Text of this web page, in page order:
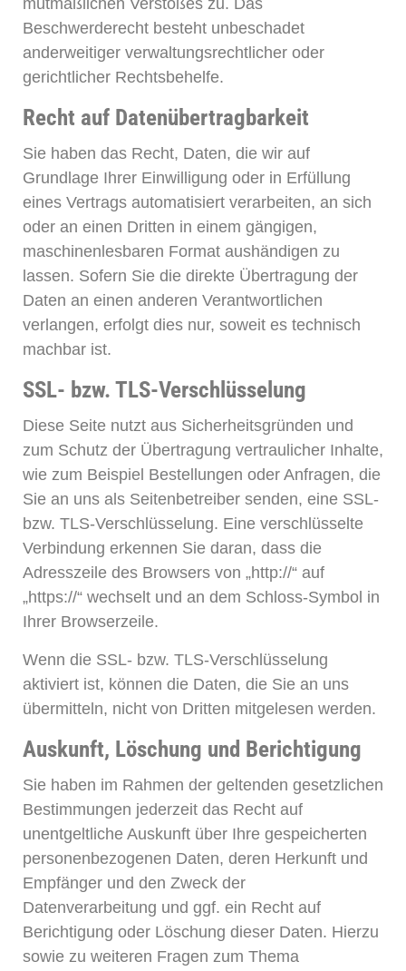
mutmaßlichen Verstoßes zu. Das
Beschwerderecht besteht unbeschadet
anderweitiger verwaltungsrechtlicher oder
gerichtlicher Rechtsbehelfe.
Recht auf Datenübertragbarkeit
Sie haben das Recht, Daten, die wir auf
Grundlage Ihrer Einwilligung oder in Erfüllung
eines Vertrags automatisiert verarbeiten, an sich
oder an einen Dritten in einem gängigen,
maschinenlesbaren Format aushändigen zu
lassen. Sofern Sie die direkte Übertragung der
Daten an einen anderen Verantwortlichen
verlangen, erfolgt dies nur, soweit es technisch
machbar ist.
SSL- bzw. TLS-Verschlüsselung
Diese Seite nutzt aus Sicherheitsgründen und
zum Schutz der Übertragung vertraulicher Inhalte,
wie zum Beispiel Bestellungen oder Anfragen, die
Sie an uns als Seitenbetreiber senden, eine SSL-
bzw. TLS-Verschlüsselung. Eine verschlüsselte
Verbindung erkennen Sie daran, dass die
Adresszeile des Browsers von „http://“ auf
„https://“ wechselt und an dem Schloss-Symbol in
Ihrer Browserzeile.
Wenn die SSL- bzw. TLS-Verschlüsselung
aktiviert ist, können die Daten, die Sie an uns
übermitteln, nicht von Dritten mitgelesen werden.
Auskunft, Löschung und Berichtigung
Sie haben im Rahmen der geltenden gesetzlichen
Bestimmungen jederzeit das Recht auf
unentgeltliche Auskunft über Ihre gespeicherten
personenbezogenen Daten, deren Herkunft und
Empfänger und den Zweck der
Datenverarbeitung und ggf. ein Recht auf
Berichtigung oder Löschung dieser Daten. Hierzu
sowie zu weiteren Fragen zum Thema